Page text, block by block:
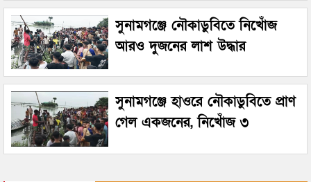
সুনামগঞ্জে নৌকাডুবিতে নিখোঁজ
আরও দুজনের লাশ উদ্ধার
সুনামগঞ্জে হাওরে নৌকাডুবিতে প্রাণ
গেল একজনের, নিখোঁজ ৩